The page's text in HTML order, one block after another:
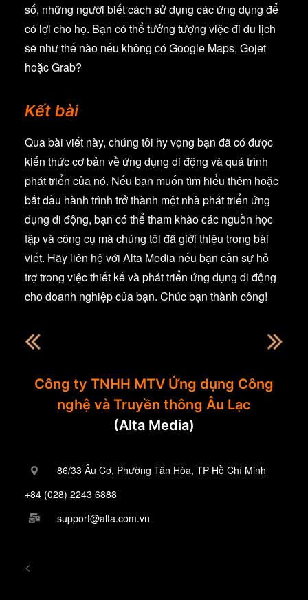
số, những người biết cách sử dụng các ứng dụng để
có lợi cho họ. Bạn có thể tưởng tượng việc đi du lịch
sẽ như thế nào nếu không có Google Maps, Gojet
hoặc Grab?
Kết bài
Qua bài viết này, chúng tôi hy vọng bạn đã có được
kiến thức cơ bản về ứng dụng di động và quá trình
phát triển của nó. Nếu bạn muốn tìm hiểu thêm hoặc
bắt đầu hành trình trở thành một nhà phát triển ứng
dụng di động, bạn có thể tham khảo các nguồn học
tập và công cụ mà chúng tôi đã giới thiệu trong bài
viết. Hãy liên hệ với Alta Media nếu bạn cần sự hỗ
trợ trong việc thiết kế và phát triển ứng dụng di động
cho doanh nghiệp của bạn. Chúc bạn thành công!
Công ty TNHH MTV Ứng dụng Công
nghệ và Truyền thông Âu Lạc
(Alta Media)
86/33 Âu Cơ, Phường Tân Hòa, TP Hồ Chí Minh
+84 (028) 2243 6888
support@alta.com.vn
<